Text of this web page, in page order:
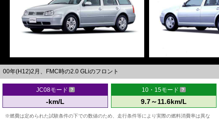
00年(H12)2月、FMC時の2.0 GLiのフロント
JC08モード
-km/L
10・15モード
9.7～11.6km/L
※燃費は定められた試験条件の下での数値のため、走行条件等により実際の燃料消費率は異な